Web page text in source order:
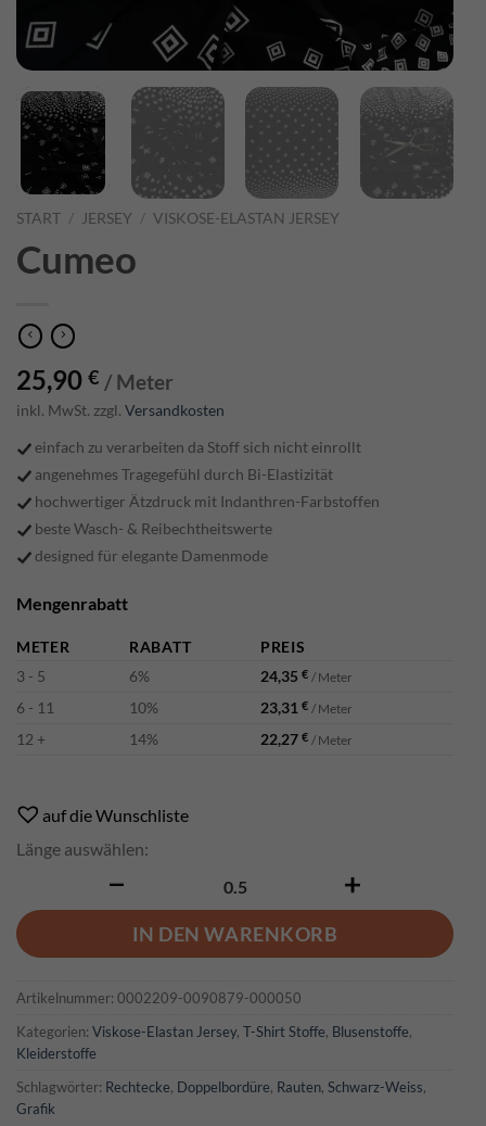
START / JERSEY / VISKOSE-ELASTAN JERSEY
Cumeo
25,90 € / Meter
inkl. MwSt. zzgl. Versandkosten
einfach zu verarbeiten da Stoff sich nicht einrollt
angenehmes Tragegefühl durch Bi-Elastizität
hochwertiger Ätzdruck mit Indanthren-Farbstoffen
beste Wasch- & Reibechtheitswerte
designed für elegante Damenmode
Mengenrabatt
METER RABATT
PREIS
3 - 5
6% 24,35 € / Meter
6 - 11 10% 23,31 € / Meter
12 + 14% 22,27 € / Meter
auf die Wunschliste
Länge auswählen:
IN DEN WARENKORB
Artikelnummer: 0002209-0090879-000050
Kategorien: Viskose-Elastan Jersey, T-Shirt Stoffe, Blusenstoffe,
Kleiderstoffe
Schlagwörter: Rechtecke, Doppelbordüre, Rauten, Schwarz-Weiss,
Grafik